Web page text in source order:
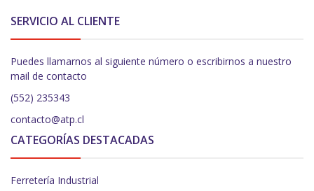
SERVICIO AL CLIENTE
Puedes llamarnos al siguiente número o escribirnos a nuestro
mail de contacto
(552) 235343
contacto@atp.cl
CATEGORÍAS DESTACADAS
Ferretería Industrial